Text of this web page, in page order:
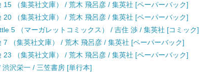
15 （集英社文庫） / 荒木 飛呂彦 / 集英社 [ペーパーバック]
20 （集英社文庫） / 荒木 飛呂彦 / 集英社 [ペーパーバック]
5 （マーガレットコミックス） / 吉住 渉 / 集英社 [コミック]
7 （集英社文庫） / 荒木 飛呂彦 / 集英社 [ペーパーバック]
23 （集英社文庫） / 荒木 飛呂彦 / 集英社 [ペーパーバック]
沢栄一 / 三笠書房 [単行本]